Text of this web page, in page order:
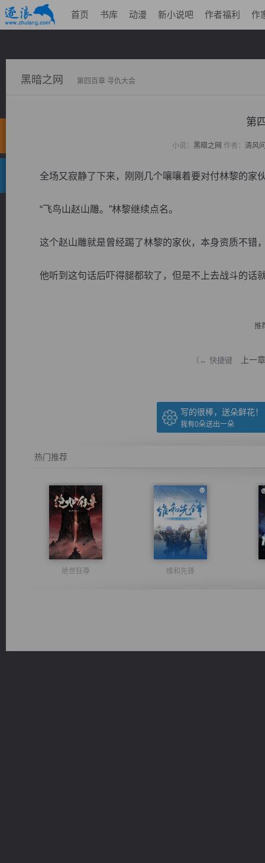
首页 书库 动漫 新小说吧 作者福利 作
黑暗之网 第四百章 寻仇大会
第
小说： 黑暗之网 作者： 清风
全场又寂静了下来，刚刚几个嚷嚷着要对付林黎的家
“飞鸟山赵山雕。”林黎继续点名。
这个赵山雕就是曾经踢了林黎的家伙，本身资质不错
他听到这句话后吓得腿都软了，但是不上去战斗的话
推
（← 快捷键 上一章
写的很棒，送朵鲜花！
我有0朵送出一朵
热门推荐
绝世狂尊 维和先锋